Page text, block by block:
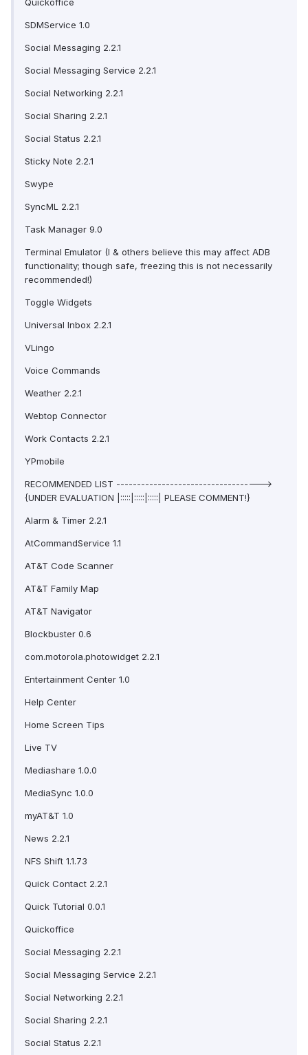
Quickoffice
SDMService 1.0
Social Messaging 2.2.1
Social Messaging Service 2.2.1
Social Networking 2.2.1
Social Sharing 2.2.1
Social Status 2.2.1
Sticky Note 2.2.1
Swype
SyncML 2.2.1
Task Manager 9.0
Terminal Emulator (I & others believe this may affect ADB
functionality; though safe, freezing this is not necessarily
recommended!)
Toggle Widgets
Universal Inbox 2.2.1
VLingo
Voice Commands
Weather 2.2.1
Webtop Connector
Work Contacts 2.2.1
YPmobile
RECOMMENDED LIST ----------------------------------->
{UNDER EVALUATION |:::::|:::::|:::::| PLEASE COMMENT!}
Alarm & Timer 2.2.1
AtCommandService 1.1
AT&T Code Scanner
AT&T Family Map
AT&T Navigator
Blockbuster 0.6
com.motorola.photowidget 2.2.1
Entertainment Center 1.0
Help Center
Home Screen Tips
Live TV
Mediashare 1.0.0
MediaSync 1.0.0
myAT&T 1.0
News 2.2.1
NFS Shift 1.1.73
Quick Contact 2.2.1
Quick Tutorial 0.0.1
Quickoffice
Social Messaging 2.2.1
Social Messaging Service 2.2.1
Social Networking 2.2.1
Social Sharing 2.2.1
Social Status 2.2.1